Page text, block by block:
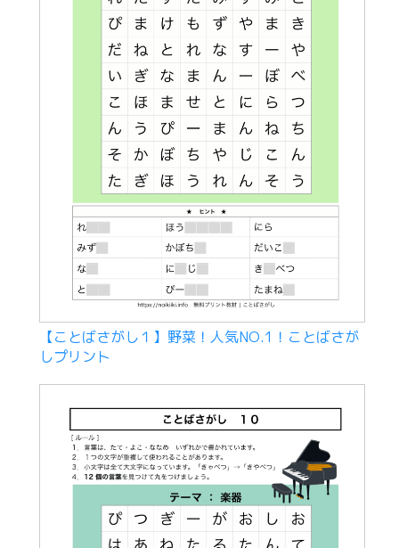
【ことばさがし１】野菜！人気NO.1！ことばさが
しプリント